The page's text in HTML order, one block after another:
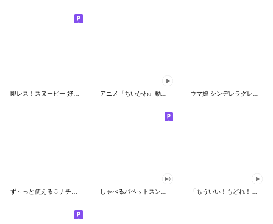
ず～っと使える♡ナチュラルガール しゃべるパペットスンスン（HAPPY） 「もういい！もどれ！ピカチュウ！」